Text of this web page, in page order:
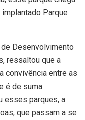
Parque
Desenvolvimento
ressaltou que a
convivência entre as
é de suma
esses parques, a
que passam a se